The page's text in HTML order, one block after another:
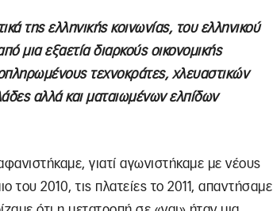
της ελληνικής κοινωνίας, του ελληνικού
μια εξαετία διαρκούς οικονομικής
τεχνοκράτες, χλευαστικών
αλλά και ματαιωμένων ελπίδων
γιατί αγωνιστήκαμε με νέους
του 2010, τις πλατείες το 2011, απαντήσαμε